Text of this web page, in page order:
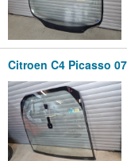
Citroen C4 Picasso